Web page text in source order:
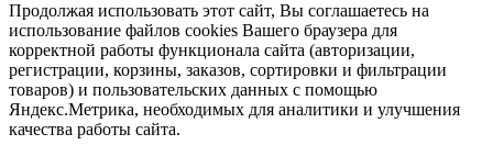
Продолжая использовать этот сайт, Вы соглашаетесь на
использование файлов cookies Вашего браузера для
корректной работы функционала сайта (авторизации,
регистрации, корзины, заказов, сортировки и фильтрации
товаров) и пользовательских данных с помощью
Яндекс.Метрика, необходимых для аналитики и улучшения
качества работы сайта.